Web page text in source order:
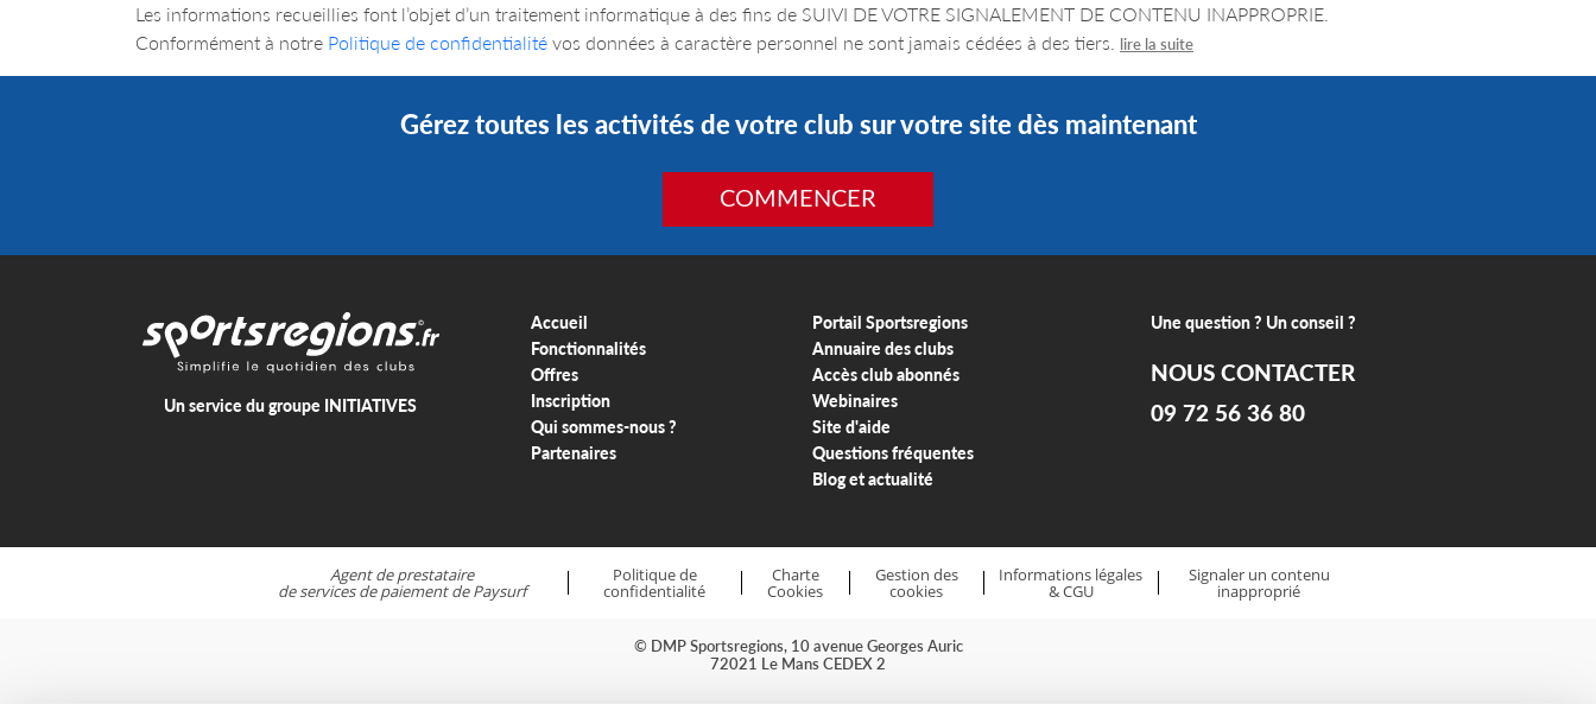
Les informations recueillies font l’objet d’un traitement informatique à des fins de SUIVI DE VOTRE SIGNALEMENT DE CONTENU INAPPROPRIE.
Conformément à notre Politique de confidentialité vos données à caractère personnel ne sont jamais cédées à des tiers. lire la suite
Gérez toutes les activités de votre club sur votre site dès maintenant
COMMENCER
Un service du groupe INITIATIVES
Accueil
Fonctionnalités
Offres
Inscription
Qui sommes-nous ?
Partenaires
Portail Sportsregions
Annuaire des clubs
Accès club abonnés
Webinaires
Site d'aide
Questions fréquentes
Blog et actualité
Une question ? Un conseil ?
NOUS CONTACTER
09 72 56 36 80
Agent de prestataire
de services de paiement dePaysurf
Politique de
confidentialité
Charte
Cookies
Gestion des
cookies
Informations légales
& CGU
Signaler un contenu
inapproprié
© DMP Sportsregions, 10 avenue Georges Auric
72021 Le Mans CEDEX 2